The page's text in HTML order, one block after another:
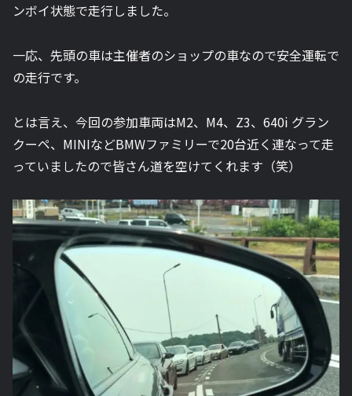
ンボイ状態で走行しました。
一応、先頭の車は主催者のショップの車なので安全運転で
の走行です。
とは言え、今回の参加車両はM2、M4、Z3、640i グラン
クーペ、MINIなどBMWファミリーで20台近く連なって走
っていましたので皆さん道を空けてくれます（笑）